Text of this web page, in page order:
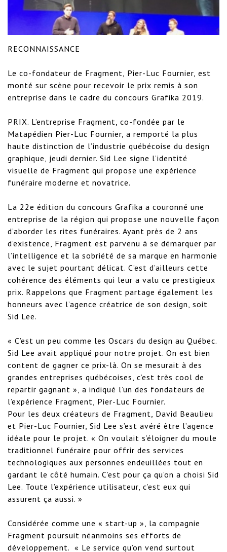
RECONNAISSANCE
Le co-fondateur de Fragment, Pier-Luc Fournier, est
monté sur scène pour recevoir le prix remis à son
entreprise dans le cadre du concours Grafika 2019.
PRIX. L’entreprise Fragment, co-fondée par le
Matapédien Pier-Luc Fournier, a remporté la plus
haute distinction de l’industrie québécoise du design
graphique, jeudi dernier. Sid Lee signe l’identité
visuelle de Fragment qui propose une expérience
funéraire moderne et novatrice.
La 22e édition du concours Grafika a couronné une
entreprise de la région qui propose une nouvelle façon
d’aborder les rites funéraires. Ayant près de 2 ans
d’existence, Fragment est parvenu à se démarquer par
l’intelligence et la sobriété de sa marque en harmonie
avec le sujet pourtant délicat. C’est d’ailleurs cette
cohérence des éléments qui leur a valu ce prestigieux
prix. Rappelons que Fragment partage également les
honneurs avec l’agence créatrice de son design, soit
Sid Lee.
« C’est un peu comme les Oscars du design au Québec.
Sid Lee avait appliqué pour notre projet. On est bien
content de gagner ce prix-là. On se mesurait à des
grandes entreprises québécoises, c’est très cool de
repartir gagnant », a indiqué l’un des fondateurs de
l’expérience Fragment, Pier-Luc Fournier.
Pour les deux créateurs de Fragment, David Beaulieu
et Pier-Luc Fournier, Sid Lee s’est avéré être l’agence
idéale pour le projet. « On voulait s’éloigner du moule
traditionnel funéraire pour offrir des services
technologiques aux personnes endeuillées tout en
gardant le côté humain. C’est pour ça qu’on a choisi Sid
Lee. Toute l’expérience utilisateur, c’est eux qui
assurent ça aussi. »
Considérée comme une « start-up », la compagnie
Fragment poursuit néanmoins ses efforts de
développement.  « Le service qu’on vend surtout